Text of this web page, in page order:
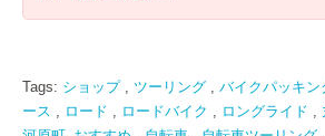
Tags: ショップ, ツーリング , バイクパッキン
ース , ロード , ロードバイク , ロングライド ,